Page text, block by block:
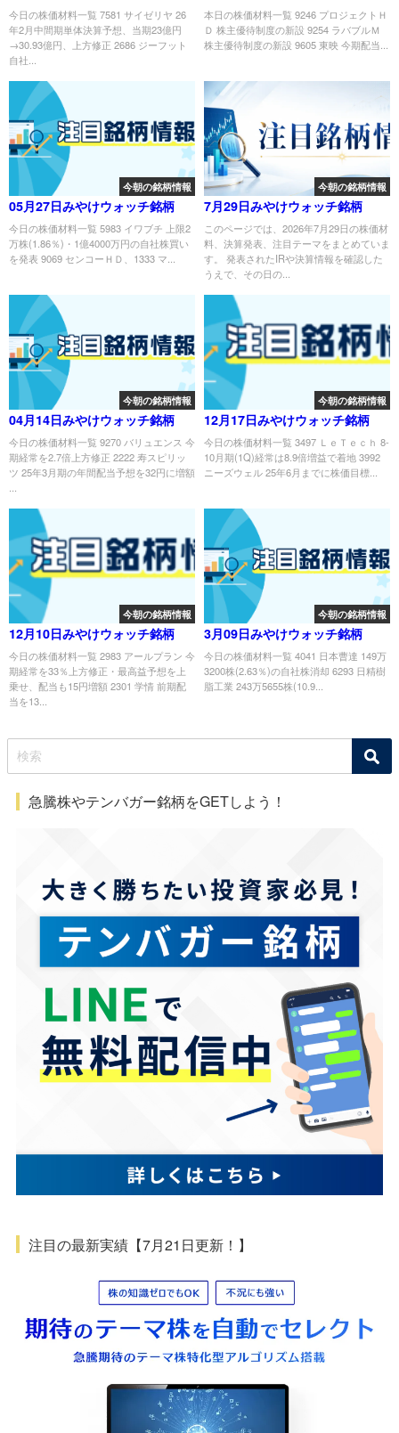
今日の株価材料一覧 7581 サイゼリヤ 26
年2月中間期単体決算予想、当期23億円
→30.93億円、上方修正 2686 ジーフット
自社...
本日の株価材料一覧 9246 プロジェクトＨ
Ｄ 株主優待制度の新設 9254 ラバブルＭ
株主優待制度の新設 9605 東映 今期配当...
今朝の銘柄情報
05月27日みやけウォッチ銘柄
今日の株価材料一覧 5983 イワブチ 上限2
万株(1.86％)・1億4000万円の自社株買い
を発表 9069 センコーＨＤ、1333 マ...
今朝の銘柄情報
7月29日みやけウォッチ銘柄
このページでは、2026年7月29日の株価材
料、決算発表、注目テーマをまとめていま
す。 発表されたIRや決算情報を確認した
うえで、その日の...
今朝の銘柄情報
04月14日みやけウォッチ銘柄
今日の株価材料一覧 9270 バリュエンス 今
期経常を2.7倍上方修正 2222 寿スピリッ
ツ 25年3月期の年間配当予想を32円に増額
今朝の銘柄情報
12月17日みやけウォッチ銘柄
今日の株価材料一覧 3497 ＬｅＴｅｃｈ 8-
10月期(1Q)経常は8.9倍増益で着地 3992
ニーズウェル 25年6月までに株価目標...
今朝の銘柄情報
12月10日みやけウォッチ銘柄
今日の株価材料一覧 2983 アールプラン 今
期経常を33％上方修正・最高益予想を上
乗せ、配当も15円増額 2301 学情 前期配
当を13...
今朝の銘柄情報
3月09日みやけウォッチ銘柄
今日の株価材料一覧 4041 日本曹達 149万
3200株(2.63％)の自社株消却 6293 日精樹
脂工業 243万5655株(10.9...
急騰株やテンバガー銘柄をGETしよう！
注目の最新実績【7月21日更新！】